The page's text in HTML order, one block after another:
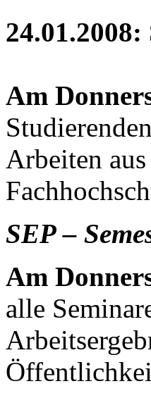
Am
Arbeiten
SEP –
Am
alle